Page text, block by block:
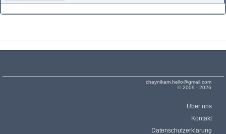
chaynikam.hello@gmail.com
© 2009 - 2026
Über uns
Kontakt
Datenschutzerklärung